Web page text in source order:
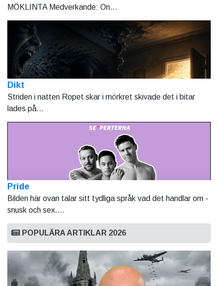
MÖKLINTA Medverkande: On...
Dikt
Striden i natten Ropet skar i mörkret skivade det i bitar
lades på...
Pride
Bilden här ovan talar sitt tydliga språk vad det handlar om -
snusk och sex....
POPULÄRA ARTIKLAR 2026